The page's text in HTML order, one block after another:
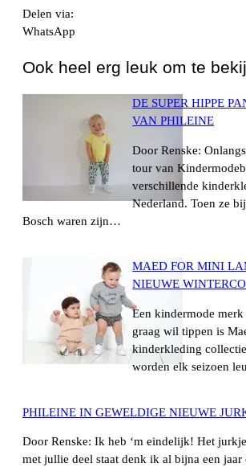
Delen via:
WhatsApp
Ook heel erg leuk om te
DE SUPER HIPPE
VAN PHILEINE
Door Renske:
tour van
verschillende
Nederland. Toen ze
Bosch waren zijn…
MAED FOR MINI
NIEUWE
Een kindermode
graag wil tippen is
kinderkleding
worden elk seizoen
PHILEINE IN GEWELDIGE NIEUWE
Door Renske: Ik heb ‘m eindelijk! Het
met jullie deel staat denk ik al bijna een